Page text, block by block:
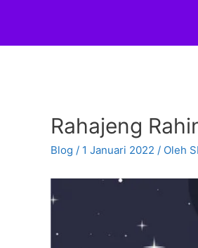
Rahajeng
Blog / 1 Januari 2022 / Oleh